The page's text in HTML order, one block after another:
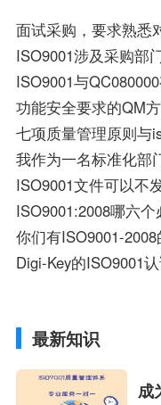
ISO9001涉及采购部
ISO9001与
七项质量管理原则与
ISO9001文件可以不
ISO9001:2008哪六
Digi-Key的ISO9001
最新知识
成